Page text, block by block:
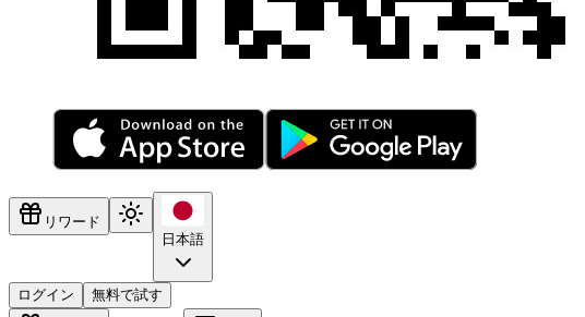
リワード
日本語
ログイン 無料で試す